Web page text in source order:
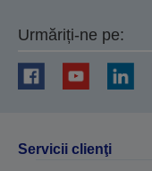
Urmăriți-ne pe:
Servicii clienţi